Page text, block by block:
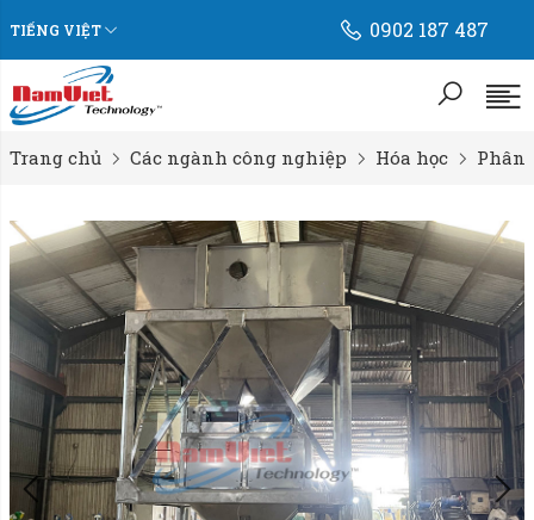
TIẾNG VIỆT 0902 187 487
Trang chủ Các ngành công nghiệp Hóa học Phân